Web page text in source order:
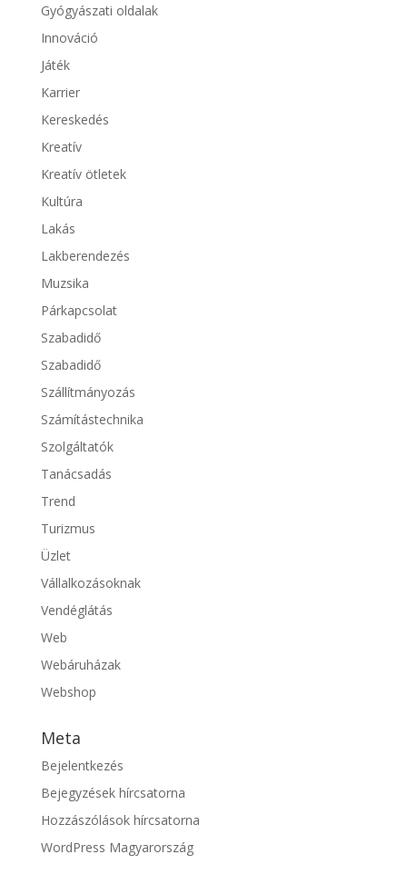
Gyógyászati oldalak
Innováció
Játék
Karrier
Kereskedés
Kreatív
Kreatív ötletek
Kultúra
Lakás
Lakberendezés
Muzsika
Párkapcsolat
Szabadidő
Szabadidő
Szállítmányozás
Számítástechnika
Szolgáltatók
Tanácsadás
Trend
Turizmus
Üzlet
Vállalkozásoknak
Vendéglátás
Web
Webáruházak
Webshop
Meta
Bejelentkezés
Bejegyzések hírcsatorna
Hozzászólások hírcsatorna
WordPress Magyarország